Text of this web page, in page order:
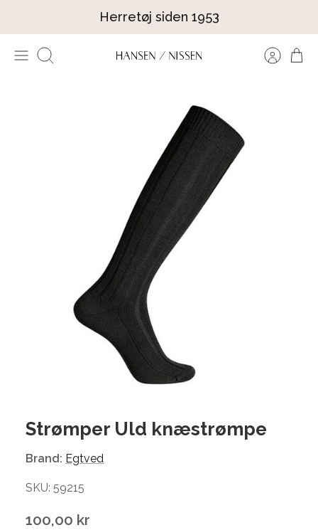
Herretøj siden 1953
Søg
Strømper Uld knæstrømpe
Brand: Egtved
SKU: 59215
100,00 kr